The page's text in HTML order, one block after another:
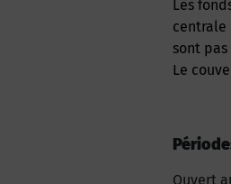
Les
centrale
sont
Le
Ouvert